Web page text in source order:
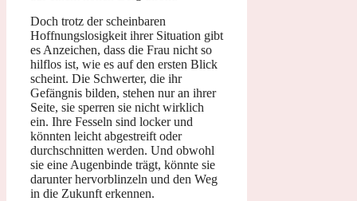
Doch trotz der scheinbaren
Hoffnungslosigkeit ihrer Situation gibt
es Anzeichen, dass die Frau nicht so
hilflos ist, wie es auf den ersten Blick
scheint. Die Schwerter, die ihr
Gefängnis bilden, stehen nur an ihrer
Seite, sie sperren sie nicht wirklich
ein. Ihre Fesseln sind locker und
könnten leicht abgestreift oder
durchschnitten werden. Und obwohl
sie eine Augenbinde trägt, könnte sie
darunter hervorblinzeln und den Weg
in die Zukunft erkennen.